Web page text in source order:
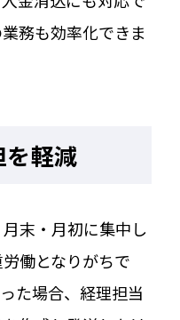
務も効率化できま
軽減
末・月初に集中し
働となりがちで
た場合、経理担当